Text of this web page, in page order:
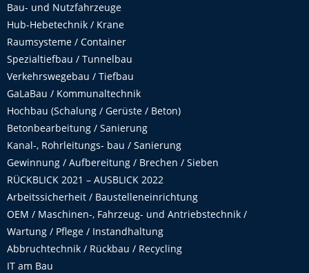
Bau- und Nutzfahrzeuge
Hub-Hebetechnik / Krane
Raumsysteme / Container
Spezialtiefbau / Tunnelbau
Verkehrswegebau / Tiefbau
GaLaBau / Kommunaltechnik
Hochbau (Schalung / Gerüste / Beton)
Betonbearbeitung / Sanierung
Kanal-, Rohrleitungs- bau / Sanierung
Gewinnung / Aufbereitung / Brechen / Sieben
RÜCKBLICK 2021 – AUSBLICK 2022
Arbeitssicherheit / Baustelleneinrichtung
OEM / Maschinen-, Fahrzeug- und Antriebstechnik /
Wartung / Pflege / Instandhaltung
Abbruchtechnik / Rückbau / Recycling
IT am Bau